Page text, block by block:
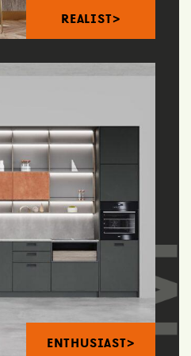
REALIST>
ENTHUSIAST>